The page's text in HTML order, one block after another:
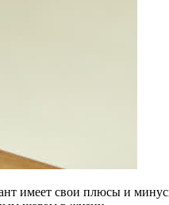
имеет свои плюсы и